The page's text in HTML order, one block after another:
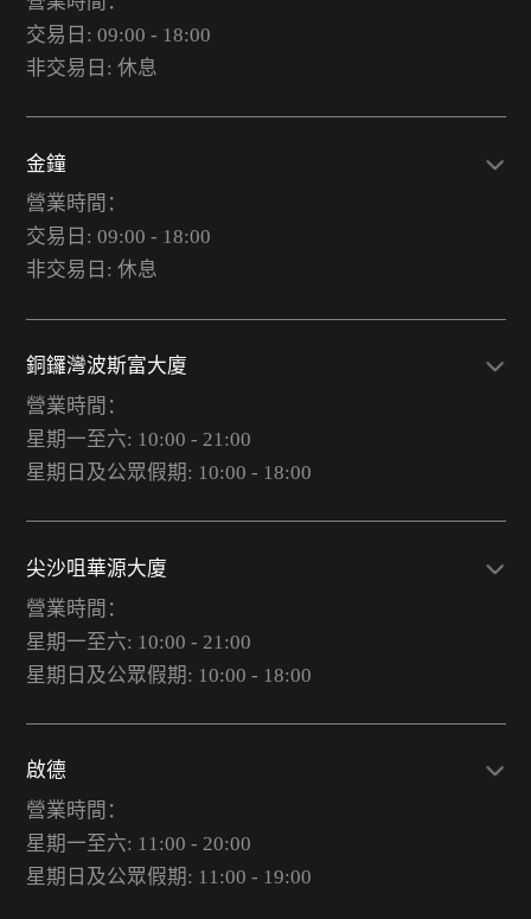
交易日: 09:00 - 18:00
非交易日: 休息
金鐘
營業時間：
交易日: 09:00 - 18:00
非交易日: 休息
銅鑼灣波斯富大廈
營業時間：
星期一至六: 10:00 - 21:00
星期日及公眾假期: 10:00 - 18:00
尖沙咀華源大廈
營業時間：
星期一至六: 10:00 - 21:00
星期日及公眾假期: 10:00 - 18:00
啟德
營業時間：
星期一至六: 11:00 - 20:00
星期日及公眾假期: 11:00 - 19:00